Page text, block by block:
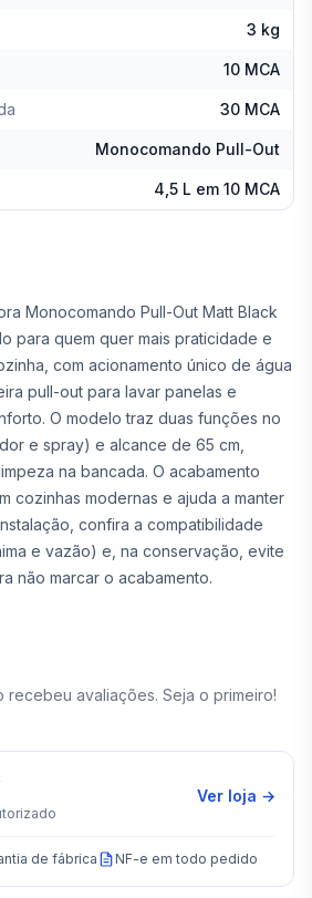
3 kg
10 MCA
30 MCA
Monocomando Pull-Out
4,5 L em 10 MCA
Monocomando Pull-Out Matt Black
para quem quer mais praticidade e
com acionamento único de água
pull-out para lavar panelas e
O modelo traz duas funções no
e spray) e alcance de 65 cm,
na bancada. O acabamento
cozinhas modernas e ajuda a manter
confira a compatibilidade
e vazão) e, na conservação, evite
não marcar o acabamento.
recebeu avaliações. Seja o primeiro!
Ver loja →
de fábrica NF-e em todo pedido